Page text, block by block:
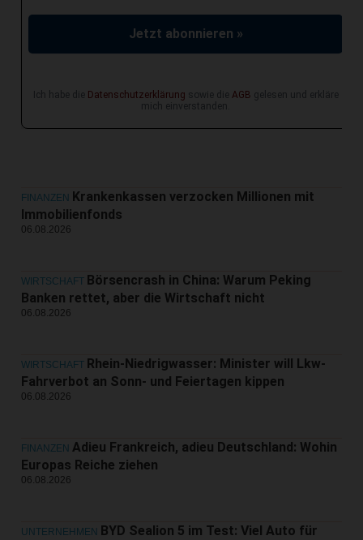
Jetzt abonnieren »
Ich habe die Datenschutzerklärung sowie die AGB gelesen und erkläre
mich einverstanden.
FINANZEN
Krankenkassen verzocken Millionen mit
Immobilienfonds
06.08.2026
WIRTSCHAFT Börsencrash in China: Warum Peking
Banken rettet, aber die Wirtschaft nicht
06.08.2026
WIRTSCHAFT Rhein-Niedrigwasser: Minister will Lkw-
Fahrverbot an Sonn- und Feiertagen kippen
06.08.2026
FINANZEN Adieu Frankreich, adieu Deutschland: Wohin
Europas Reiche ziehen
06.08.2026
UNTERNEHMEN
BYD Sealion 5 im Test: Viel Auto für